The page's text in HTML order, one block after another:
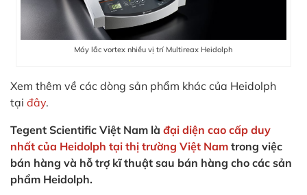
Máy lắc vortex nhiều vị trí Multireax Heidolph
Xem thêm về các dòng sản phẩm khác của Heidolph
tại đây.
Tegent Scientific Việt Nam là đại diện cao cấp duy
nhất của Heidolph tại thị trường Việt Nam trong việc
bán hàng và hỗ trợ kĩ thuật sau bán hàng cho các sản
phẩm Heidolph.